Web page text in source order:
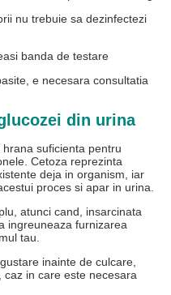
nu trebuie sa dezinfectezi
banda de testare
e necesara consultatia
din urina
suficienta pentru
Cetoza reprezinta
deja in organism, iar
proces si apar in urina.
atunci cand, insarcinata
ingreuneaza furnizarea
tau.
inainte de culcare,
in care este necesara